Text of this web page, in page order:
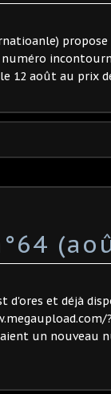
numéro
12 août au prix
d'ores et déjà
un nouveau